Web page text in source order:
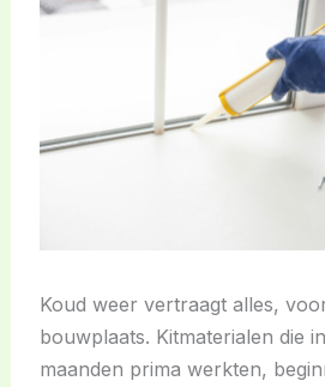
Koud weer vertraagt alles,
bouwplaats. Kitmaterialen die
maanden prima werkten,